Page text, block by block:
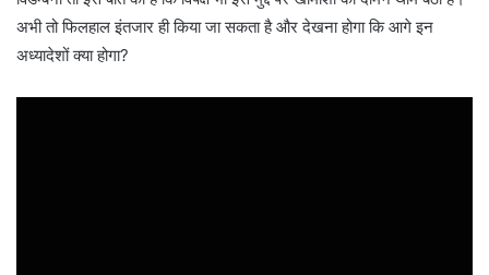
अभी तो फिलहाल इंतजार ही किया जा सकता है और देखना होगा कि आगे इन
अध्यादेशों क्या होगा?